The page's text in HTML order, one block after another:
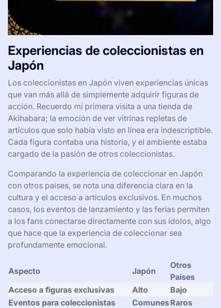
Experiencias de coleccionistas en
Japón
Los coleccionistas en Japón viven experiencias únicas
que van más allá de simplemente adquirir figuras de
acción. Recuerdo mi primera visita a una tienda de
Akihabara; la emoción de ver vitrinas repletas de
artículos que solo había visto en línea era indescriptible.
Cada figura contaba una historia, y el ambiente estaba
cargado de la pasión de otros coleccionistas.
Comparando la experiencia de coleccionar en Japón
con otros países, se nota una diferencia clara en la
cultura y el acceso a artículos exclusivos. En muchos
casos, los eventos de lanzamiento y las ferias permiten
a los fans conectarse directamente con sus ídolos, algo
que hace que la experiencia de coleccionar sea
profundamente emocional.
Aspecto Japón
Otros
Países
Acceso a figuras exclusivas
Alto
Bajo
Eventos para coleccionistas
ComunesRaros